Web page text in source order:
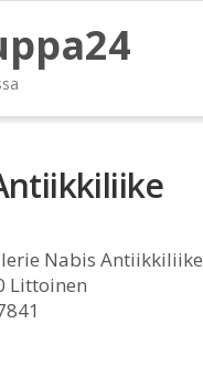
Nabis Antiikkiliike
Littoinen